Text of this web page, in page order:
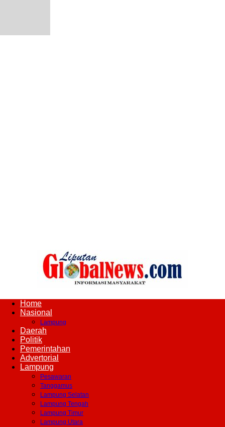
Home
Nasional
Lampung
Daerah
Politik
Pemerintahan
Advertorial
Lampung
Pesawaran
Tanggamus
Lampung Selatan
Lampung Tengah
Lampung Timur
Lampung Utara